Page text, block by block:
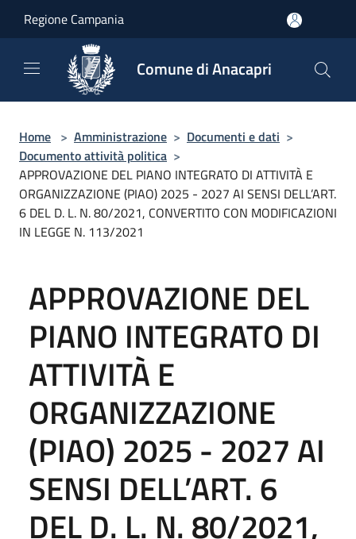
Regione Campania
Comune di Anacapri
Home > Amministrazione > Documenti e dati >
Documento attività politica >
APPROVAZIONE DEL PIANO INTEGRATO DI ATTIVITÀ E
ORGANIZZAZIONE (PIAO) 2025 - 2027 AI SENSI DELL’ART.
6 DEL D. L. N. 80/2021, CONVERTITO CON MODIFICAZIONI
IN LEGGE N. 113/2021
APPROVAZIONE DEL
PIANO INTEGRATO DI
ATTIVITÀ E
ORGANIZZAZIONE
(PIAO) 2025 - 2027 AI
SENSI DELL’ART. 6
DEL D. L. N. 80/2021,